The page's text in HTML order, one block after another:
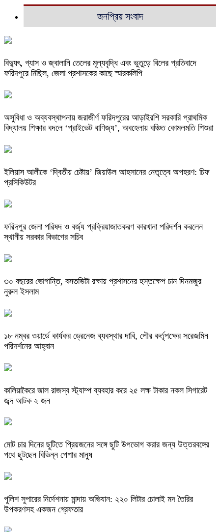
জনপ্রিয় সংবাদ
বিদ্যুৎ, গ্যাস ও জ্বালানি তেলের মূল্যবৃদ্ধি এবং ভুতুড়ে বিলের প্রতিবাদে
ফরিদপুরে মিছিল, জেলা প্রশাসকের কাছে স্মারকলিপি
অসুবিধা ও অব্যবস্থাপনায় জরাজীর্ণ ফরিদপুরের আড়াইরশি সরকারি প্রাথমিক
বিদ্যালয় শিক্ষার বদলে ‘প্রাইভেট বাণিজ্য’, অবহেলায় বঞ্চিত কোমলমতি শিশুরা
ইলিয়াস আলীকে ‘দ্বিতীয় চেষ্টায়’ জিয়াউল আহসানের নেতৃত্বে অপহরণ: চিফ
প্রসিকিউটর
ফরিদপুর জেলা পরিষদ ও বর্জ্য প্রক্রিয়াজাতকরণ কারখানা পরিদর্শন করলেন
স্থানীয় সরকার বিভাগের সচিব
৩০ বছরের ভোগান্তি, বসতভিটা রক্ষায় প্রশাসনের হস্তক্ষেপ চান দিনমজুর
নুরুল ইসলাম
১৮ নম্বর ওয়ার্ডে কার্যকর ড্রেনেজ ব্যবস্থার দাবি, পৌর কর্তৃপক্ষের সরেজমিন
পরিদর্শনের আহ্বান
কালিয়াকৈরে জাল রাজস্ব স্ট্যাম্প ব্যবহার করে ২৫ লক্ষ টাকার নকল সিগারেট
জব্দ আটক ২ জন
মোট চার দিনের ছুটিতে প্রিয়জনের সঙ্গে ছুটি উপভোগ করার জন্য উত্তরবঙ্গের
পথে ছুটছেন বিভিন্ন পেশার মানুষ
পুলিশ সুপারের নির্দেশনায় মান্দায় অভিযান: ২২০ লিটার চোলাই মদ তৈরির
উপকরণসহ একজন গ্রেফতার